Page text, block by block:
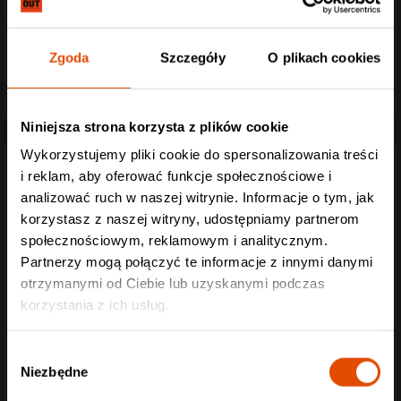
Zgoda Szczegóły O plikach cookies
Niniejsza strona korzysta z plików cookie
Wykorzystujemy pliki cookie do spersonalizowania treści
i reklam, aby oferować funkcje społecznościowe i
analizować ruch w naszej witrynie. Informacje o tym, jak
korzystasz z naszej witryny, udostępniamy partnerom
społecznościowym, reklamowym i analitycznym.
Partnerzy mogą połączyć te informacje z innymi danymi
otrzymanymi od Ciebie lub uzyskanymi podczas
korzystania z ich usług.
zgody
Niezbędne
CRO-MAGS (USA) hardcore punk, crossover thrash:
Zdefiniowali ciężar nowojorskiego hardcore’a, a przy tym
nigdy nie zapomnieli, że ta muzyka musi gnać przed
siebie. Cro-Mags nie spuszczają gardy i nie miękną.
Zawsze powalą was ciężarem i przeciągną po posadzce,
zapędzając się w thrash. Tak należy.
https://www.facebook.com/realcromags
https://www.instagram.com/realcromags/